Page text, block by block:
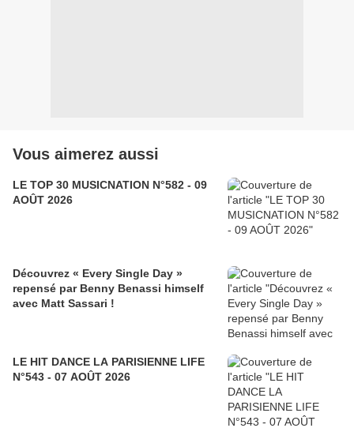
Vous aimerez aussi
LE TOP 30 MUSICNATION N°582 - 09
AOÛT 2026
Découvrez « Every Single Day »
repensé par Benny Benassi himself
avec Matt Sassari !
LE HIT DANCE LA PARISIENNE LIFE
N°543 - 07 AOÛT 2026